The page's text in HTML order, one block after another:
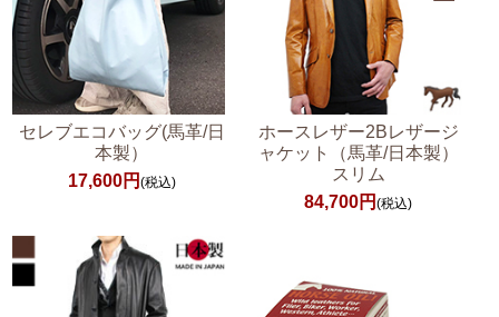
セレブエコバッグ(馬革/日
本製）
17,600円 (税込)
ホースレザー2Bレザージ
ャケット（馬革/日本製）
スリム
84,700円(税込)